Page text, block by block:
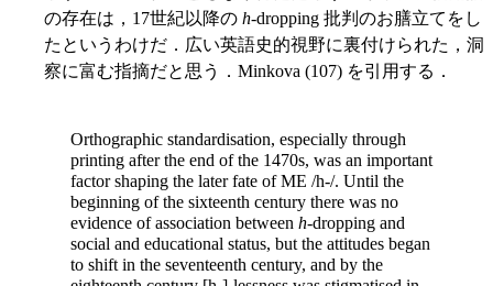
の存在は，17世紀以降の h-dropping 批判のお膳立てをし
たというわけだ．広い英語史的視野に裏付けられた，洞
察に富む指摘だと思う．Minkova (107) を引用する．
Orthographic standardisation, especially through
printing after the end of the 1470s, was an important
factor shaping the later fate of ME /h-/. Until the
beginning of the sixteenth century there was no
evidence of association between h-dropping and
social and educational status, but the attitudes began
to shift in the seventeenth century, and by the